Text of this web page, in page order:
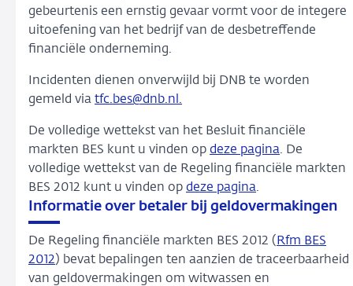
gebeurtenis een ernstig gevaar vormt voor de integere
uitoefening van het bedrijf van de desbetreffende
financiële onderneming.
Incidenten dienen onverwijld bij DNB te worden
gemeld via tfc.bes@dnb.nl.
De volledige wettekst van het Besluit financiële
markten BES kunt u vinden op deze pagina. De
volledige wettekst van de Regeling financiële markten
BES 2012 kunt u vinden op deze pagina.
Informatie over betaler bij geldovermakingen
De Regeling financiële markten BES 2012 ( Rfm BES
2012) bevat bepalingen ten aanzien de traceerbaarheid
van geldovermakingen om witwassen en